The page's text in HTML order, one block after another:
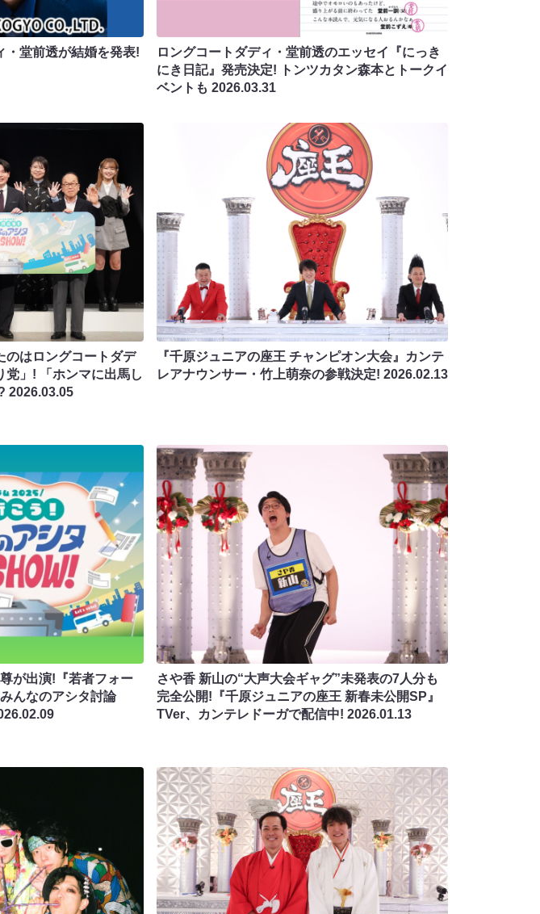
・堂前透が結婚を発表!
ロングコートダディ・堂前透のエッセイ『にっき
にき日記』発売決定! トンツカタン森本とトークイ
ベントも 2026.03.31
のはロングコートダデ
党」! 「ホンマに出馬し
2026.03.05
『千原ジュニアの座王 チャンピオン大会』カンテ
レアナウンサー・竹上萌奈の参戦決定! 2026.02.13
が出演!『若者フォー
んなのアシタ討論
さや香 新山の“大声大会ギャグ”未発表の7人分も
完全公開!『千原ジュニアの座王 新春未公開SP』
TVer、カンテレドーガで配信中! 2026.01.13